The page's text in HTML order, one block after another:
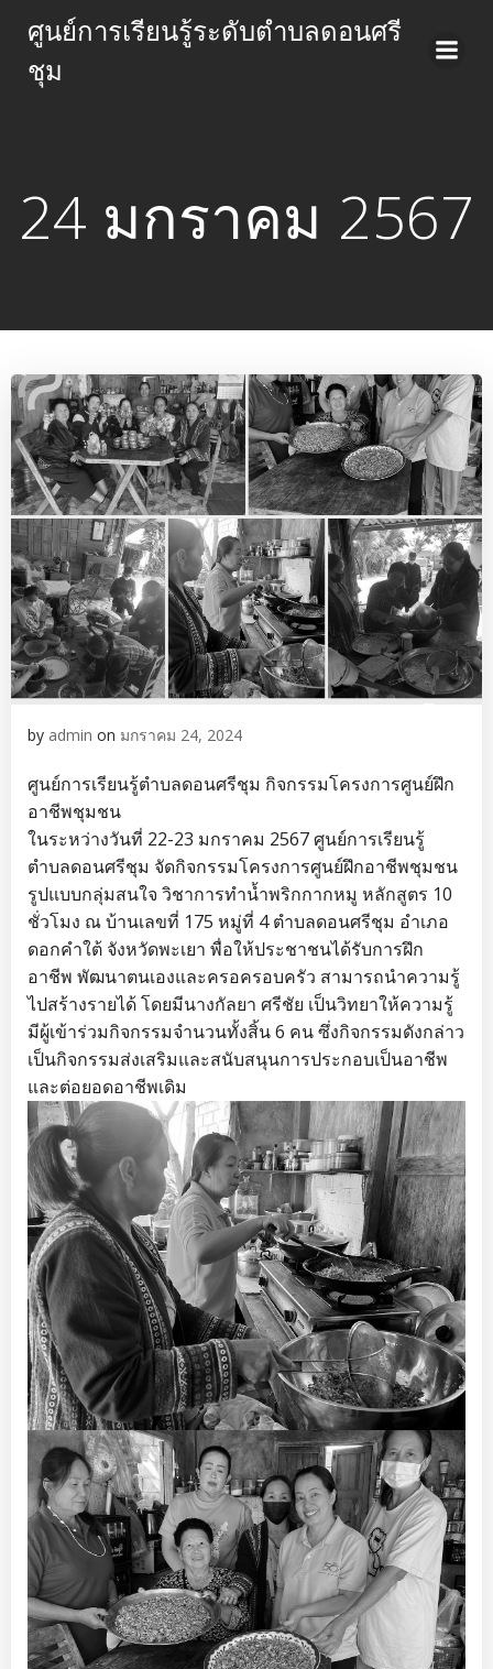
to
ศูนย์การเรียนรู้ระดับตำบลดอนศรี
ชุม
24 มกราคม 2567
by admin on มกราคม 24, 2024
ศูนย์การเรียนรู้ตำบลดอนศรีชุม กิจกรรมโครงการศูนย์ฝึก
อาชีพชุมชน
ในระหว่างวันที่ 22-23 มกราคม 2567 ศูนย์การเรียนรู้
ตำบลดอนศรีชุม จัดกิจกรรมโครงการศูนย์ฝึกอาชีพชุมชน
รูปแบบกลุ่มสนใจ วิชาการทำน้ำพริกกากหมู หลักสูตร 10
ชั่วโมง ณ บ้านเลขที่ 175 หมู่ที่ 4 ตำบลดอนศรีชุม อำเภอ
ดอกคำใต้ จังหวัดพะเยา พื่อให้ประชาชนได้รับการฝึก
อาชีพ พัฒนาตนเองและครอครอบครัว สามารถนำความรู้
ไปสร้างรายได้ โดยมีนางกัลยา ศรีชัย เป็นวิทยาให้ความรู้
มีผู้เข้าร่วมกิจกรรมจำนวนทั้งสิ้น 6 คน ซึ่งกิจกรรมดังกล่าว
เป็นกิจกรรมส่งเสริมและสนับสนุนการประกอบเป็นอาชีพ
และต่อยอดอาชีพเดิม